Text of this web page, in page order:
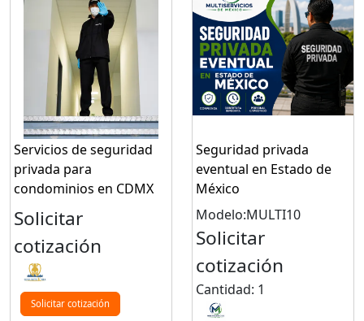
Servicios de seguridad
privada para
condominios en CDMX
Solicitar
cotización
Solicitar cotización
Seguridad privada
eventual en Estado de
México
Modelo:MULTI10
Solicitar
cotización
Cantidad: 1